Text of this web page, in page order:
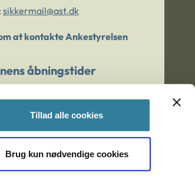
Tillad alle cookies
Brug kun nødvendige cookies
sikkermail@ast.dk
at kontakte Ankestyrelsen
åbningstider
for et barn/en ung?